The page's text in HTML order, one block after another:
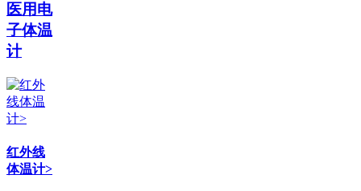
医用电
子体温
计
红外线
体温计>